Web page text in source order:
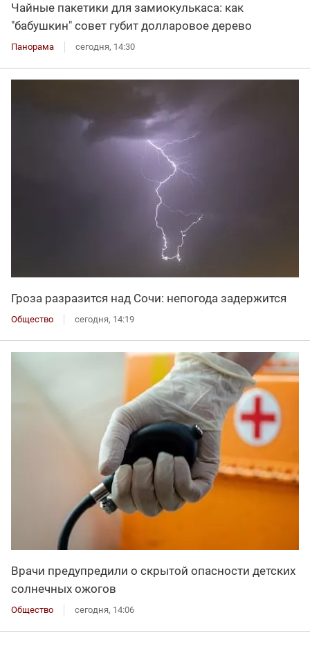
Чайные пакетики для замиокулькаса: как
"бабушкин" совет губит долларовое дерево
Панорама сегодня, 14:30
Гроза разразится над Сочи: непогода задержится
Общество сегодня, 14:19
Врачи предупредили о скрытой опасности детских
солнечных ожогов
Общество сегодня, 14:06